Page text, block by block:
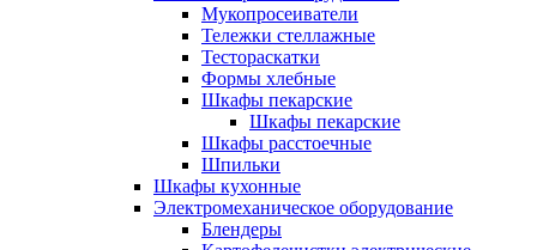
Мукопросеиватели
Тележки стеллажные
Тестораскатки
Формы хлебные
Шкафы пекарские
Шкафы пекарские
Шкафы расстоечные
Шпильки
Шкафы кухонные
Электромеханическое оборудование
Блендеры